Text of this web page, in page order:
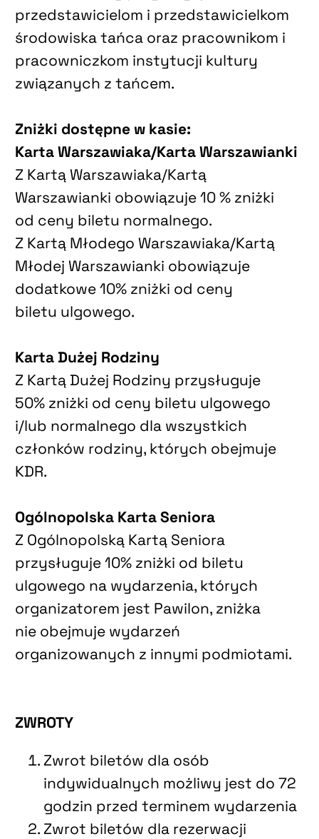
przedstawicielom i przedstawicielkom
środowiska tańca oraz pracownikom i
pracowniczkom instytucji kultury
związanych z tańcem.
Zniżki dostępne w kasie:
Karta Warszawiaka/Karta Warszawianki
Z Kartą Warszawiaka/Kartą
Warszawianki obowiązuje 10 % zniżki
od ceny biletu normalnego.
Z Kartą Młodego Warszawiaka/Kartą
Młodej Warszawianki obowiązuje
dodatkowe 10% zniżki od ceny
biletu ulgowego.
Karta Dużej Rodziny
Z Kartą Dużej Rodziny przysługuje
50% zniżki od ceny biletu ulgowego
i/lub normalnego dla wszystkich
członków rodziny, których obejmuje
KDR.
Ogólnopolska Karta Seniora
Z Ogólnopolską Kartą Seniora
przysługuje 10% zniżki od biletu
ulgowego na wydarzenia, których
organizatorem jest Pawilon, zniżka
nie obejmuje wydarzeń
organizowanych z innymi podmiotami.
ZWROTY
Zwrot biletów dla osób
indywidualnych możliwy jest do 72
godzin przed terminem wydarzenia
Zwrot biletów dla rezerwacji